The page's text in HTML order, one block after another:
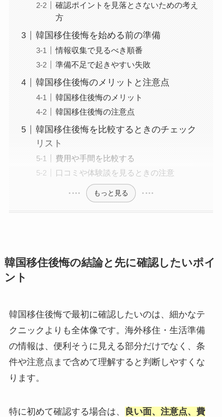
確認ポイントを見落とさないための考え
方
韓国移住後悔を始める前の準備
情報収集で見るべき順番
準備不足で起きやすい失敗
韓国移住後悔のメリットと注意点
韓国移住後悔のメリット
韓国移住後悔の注意点
韓国移住後悔を比較するときのチェック
リスト
費用や手間を比較する
口コミや体験談を見るときの注意
もっと見る
韓国移住後悔の結論と先に確認したいポイ
ント
韓国移住後悔で最初に確認したいのは、細かなテ
クニックよりも全体像です。海外移住・生活準備
の情報は、便利そうに見える部分だけでなく、条
件や注意点まで含めて理解すると判断しやすくな
ります。
特に初めて確認する場合は、
良い面、注意点、費